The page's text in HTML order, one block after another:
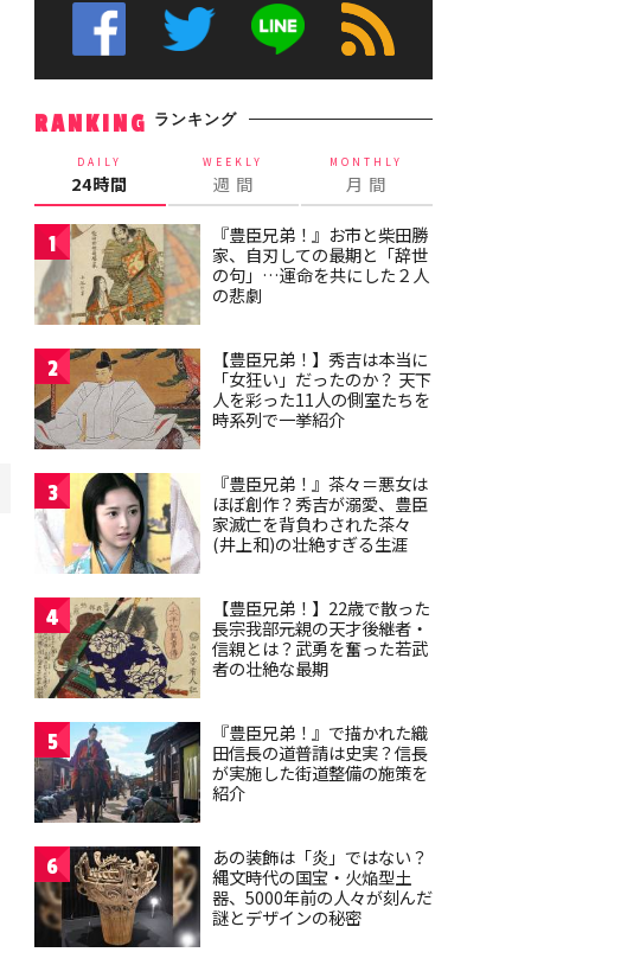
RANKING ランキング
DAILY
24時間
WEEKLY
週 間
MONTHLY
月 間
1
『豊臣兄弟！』お市と柴田勝
家、自刃しての最期と「辞世
の句」…運命を共にした２人
の悲劇
2
【豊臣兄弟！】秀吉は本当に
「女狂い」だったのか？ 天下
人を彩った11人の側室たちを
時系列で一挙紹介
3
『豊臣兄弟！』茶々＝悪女は
ほぼ創作？秀吉が溺愛、豊臣
家滅亡を背負わされた茶々
(井上和)の壮絶すぎる生涯
4
【豊臣兄弟！】22歳で散った
長宗我部元親の天才後継者・
信親とは？武勇を奮った若武
者の壮絶な最期
5
『豊臣兄弟！』で描かれた織
田信長の道普請は史実？信長
が実施した街道整備の施策を
紹介
6
あの装飾は「炎」ではない？
縄文時代の国宝・火焔型土
器、5000年前の人々が刻んだ
謎とデザインの秘密